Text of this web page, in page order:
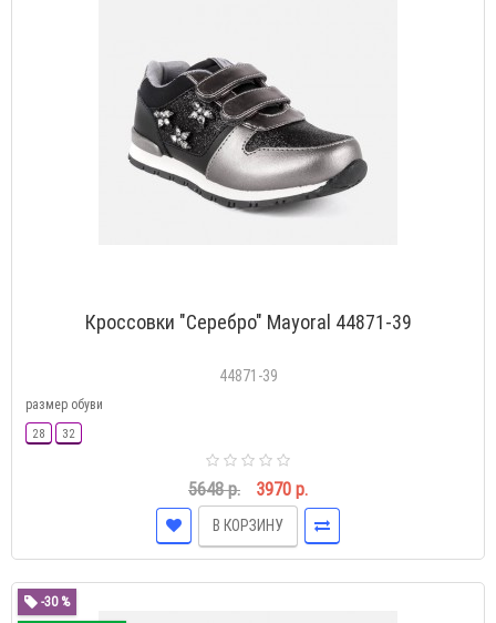
Кроссовки "Серебро" Mayoral 44871-39
44871-39
размер обуви
28 32
5648 р. 3970 р.
В КОРЗИНУ
-30 %